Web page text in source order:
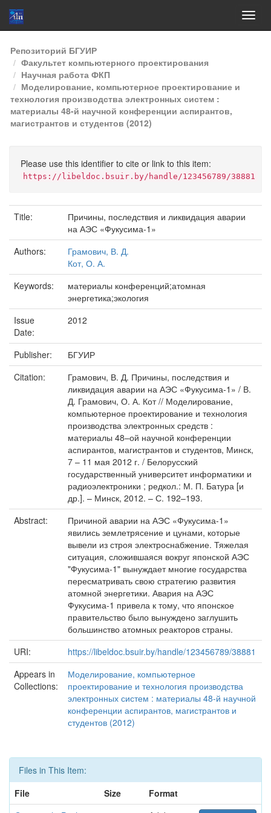
Skip
navigation
Репозиторий БГУИР
Факультет компьютерного проектирования
Научная работа ФКП
Моделирование, компьютерное проектирование и
технология производства электронных систем :
материалы 48-й научной конференции аспирантов,
магистрантов и студентов (2012)
Please use this identifier to cite or link to this item:
https://libeldoc.bsuir.by/handle/123456789/38881
Title:
Причины, последствия и ликвидация аварии
на АЭС «Фукусима-1»
Authors:
Грамович, В. Д.
Кот, О. А.
Keywords:
материалы конференций;атомная
энергетика;экология
Issue
Date:
2012
Publisher:
БГУИР
Citation:
Грамович, В. Д. Причины, последствия и
ликвидация аварии на АЭС «Фукусима-1» / В.
Д. Грамович, О. А. Кот // Моделирование,
компьютерное проектирование и технология
производства электронных средств :
материалы 48–ой научной конференции
аспирантов, магистрантов и студентов, Минск,
7 – 11 мая 2012 г. / Белорусский
государственный университет информатики и
радиоэлектроники ; редкол.: М. П. Батура [и
др.]. – Минск, 2012. – С. 192–193.
Abstract:
Причиной аварии на АЭС «Фукусима-1»
явились землетрясение и цунами, которые
вывели из строя электроснабжение. Тяжелая
ситуация, сложившаяся вокруг японской АЭС
"Фукусима-1" вынуждает многие государства
пересматривать свою стратегию развития
атомной энергетики. Авария на АЭС
Фукусима-1 привела к тому, что японское
правительство было вынуждено заглушить
большинство атомных реакторов страны.
URI:
https://libeldoc.bsuir.by/handle/123456789/38881
Appears in
Collections:
Моделирование, компьютерное
проектирование и технология производства
электронных систем : материалы 48-й научной
конференции аспирантов, магистрантов и
студентов (2012)
Files in This Item:
File
Size
Format